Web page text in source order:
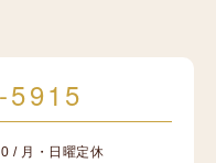
/ 月・日曜定休